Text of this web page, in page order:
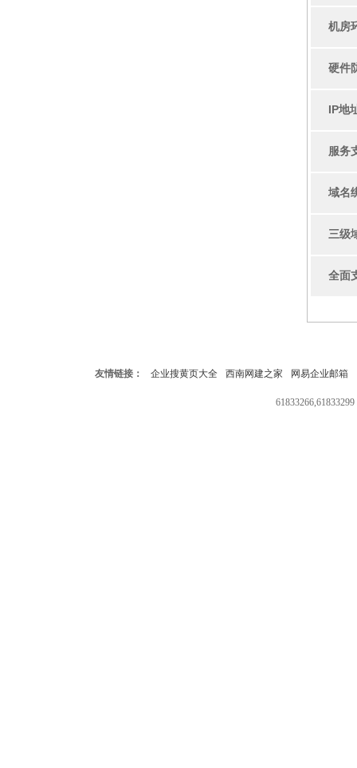
机房
硬件
IP地
服务
域名
三级
全面
友情链接： 企业搜黄页大全 西南网建之家 网易企业邮箱